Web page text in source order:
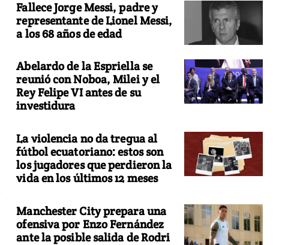
Fallece Jorge Messi, padre y
representante de Lionel Messi,
a los 68 años de edad
Abelardo de la Espriella se
reunió con Noboa, Milei y el
Rey Felipe VI antes de su
investidura
La violencia no da tregua al
fútbol ecuatoriano: estos son
los jugadores que perdieron la
vida en los últimos 12 meses
Manchester City prepara una
ofensiva por Enzo Fernández
ante la posible salida de Rodri